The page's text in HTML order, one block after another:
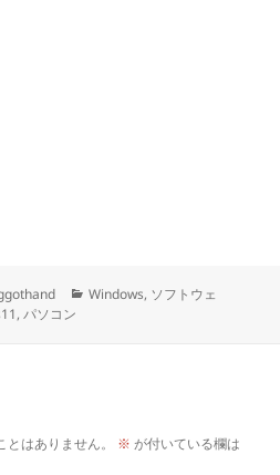
カ
Windows, ソフトウェ
,パソコン
はありません。 ※ が付いている欄は